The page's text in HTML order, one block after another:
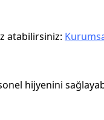
atabilirsiniz:
hijyenini